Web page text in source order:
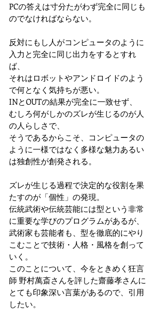
PCの答えは寸分たがわず完全に同じも
のでなければならない。
反対にもし人がコンピュータのように
入力と完全に同じ出力をするとすれ
ば、
それはロボットやアンドロイドのよう
で何となく気持ちが悪い。
INとOUTの結果が完全に一致せず、
むしろ何がしかのズレが生じるのが人
の人らしさで、
そうであるからこそ、コンピュータの
ように一様ではなく多様な魅力あるい
は独創性が創発される。
ズレが生じる過程で決定的な役割を果
たすのが「個性」の発現。
伝統武術や伝統芸能には型という非常
に重要な学びのプログラムがあるが、
武術家も芸能者も、型を徹底的にやり
こむことで技術・人格・風格を創って
いく。
このことについて、今をときめく狂言
師 野村萬斎さんを評した齋藤孝さんに
とても印象深い言葉があるので、引用
したい。